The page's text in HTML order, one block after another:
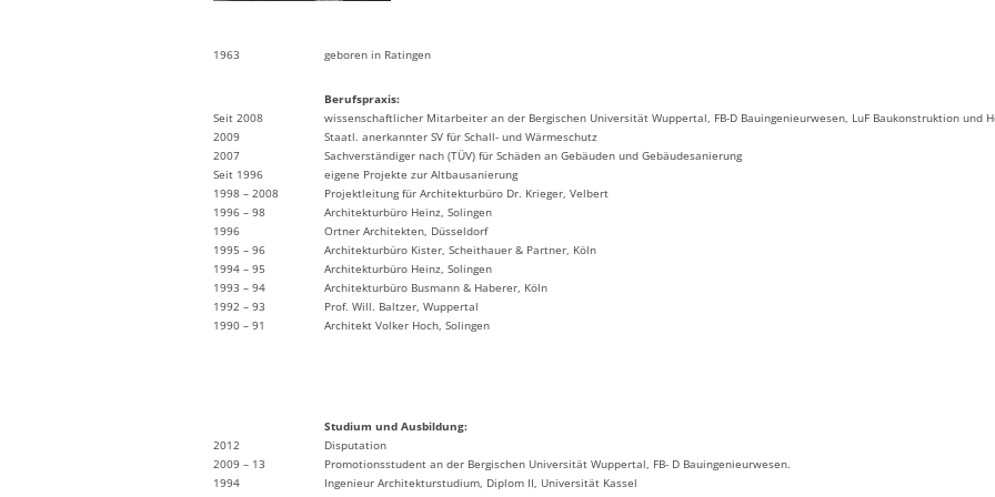
1963 geboren in Ratingen
Seit 2008
2009
2007
Seit 1996
1998 – 2008
1996 – 98
1996
1995 – 96
1994 – 95
1993 – 94
1992 – 93
1990 – 91
Berufspraxis:
wissenschaftlicher Mitarbeiter an der Bergischen Universität Wuppertal, FB-D Bauingenieurwesen, LuF Baukonstruktion und
Staatl. anerkannter SV für Schall- und Wärmeschutz
Sachverständiger nach (TÜV) für Schäden an Gebäuden und Gebäudesanierung
eigene Projekte zur Altbausanierung
Projektleitung für Architekturbüro Dr. Krieger, Velbert
Architekturbüro Heinz, Solingen
Ortner Architekten, Düsseldorf
Architekturbüro Kister, Scheithauer & Partner, Köln
Architekturbüro Heinz, Solingen
Architekturbüro Busmann & Haberer, Köln
Prof. Will. Baltzer, Wuppertal
Architekt Volker Hoch, Solingen
2012
2009 – 13
1994
Studium und Ausbildung:
Disputation
Promotionsstudent an der Bergischen Universität Wuppertal, FB- D Bauingenieurwesen.
Ingenieur Architekturstudium, Diplom II, Universität Kassel